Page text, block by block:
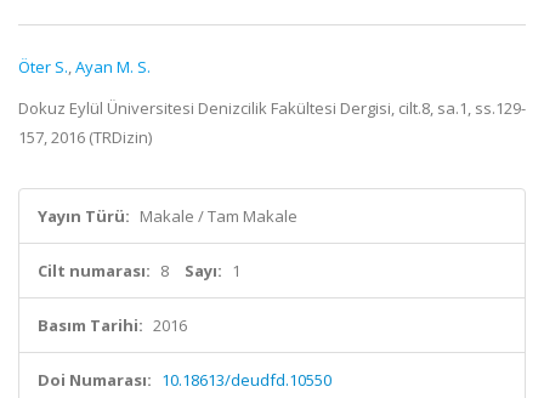
Öter S.,Ayan M. S.
Dokuz Eylül Üniversitesi Denizcilik Fakültesi Dergisi, cilt.8, sa.1, ss.129-
157, 2016 (TRDizin)
Yayın Türü: Makale / Tam Makale
Cilt numarası: 8 Sayı: 1
Basım Tarihi: 2016
Doi Numarası: 10.18613/deudfd.10550